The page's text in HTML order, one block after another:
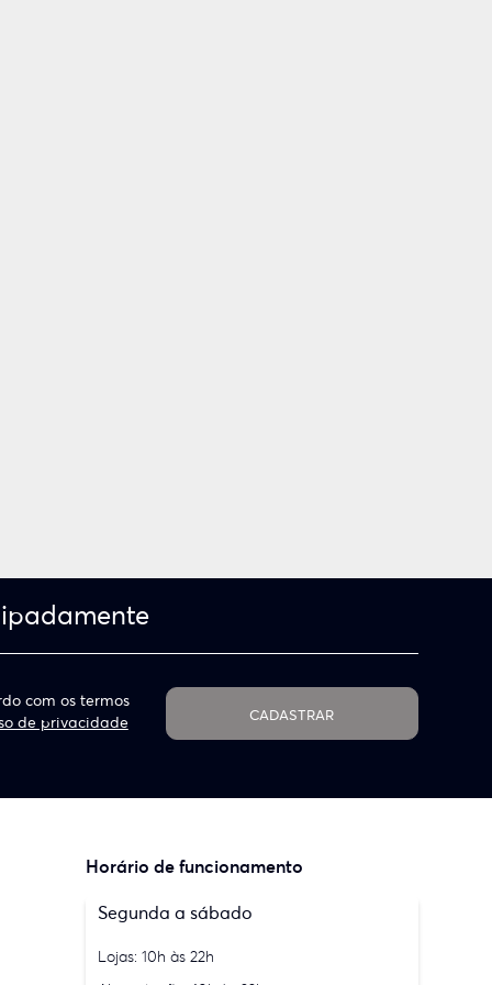
com os termos
de privacidade CADASTRAR
Horário de funcionamento
Segunda a sábado
Lojas: 10h às 22h